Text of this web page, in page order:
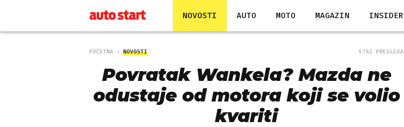
NOVOSTI AUTO MOTO MAGAZIN INSIDER
POČETNA NOVOSTI 5762 PREGLEDA
Povratak Wankela? Mazda ne
odustaje od motora koji se volio
kvariti